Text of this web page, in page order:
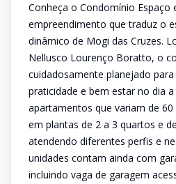
Conheça o Condomínio Espaço
empreendimento que traduz o
dinâmico de Mogi das Cruzes.
Nellusco Lourenço Boratto, o
cuidadosamente planejado
praticidade e bem estar no dia
apartamentos que variam de 60
em plantas de 2 a 3 quartos e
atendendo diferentes perfis e
unidades contam ainda com
incluindo vaga de garagem